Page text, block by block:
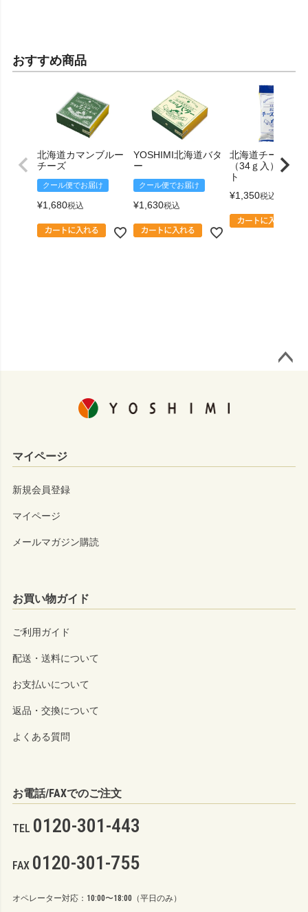
おすすめ商品
北海道カマンブルー
チーズ
クール便でお届け
¥1,680税込
YOSHIMI北海道バタ
ー
クール便でお届け
¥1,630税込
北海道チーズお
（34ｇ入）5袋セ
ト
¥1,350税込
マイページ
新規会員登録
マイページ
メールマガジン購読
お買い物ガイド
ご利用ガイド
配送・送料について
お支払いについて
返品・交換について
よくある質問
お電話/FAXでのご注文
TEL 0120-301-443
FAX 0120-301-755
オペレーター対応：10:00〜18:00（平日のみ）